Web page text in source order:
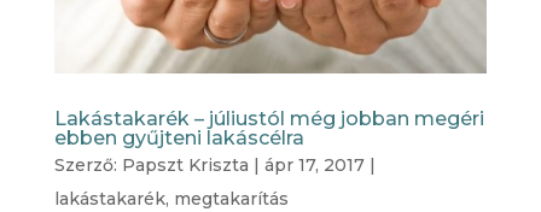
Lakástakarék – júliustól még jobban megéri
ebben gyűjteni lakáscélra
Szerző: Papszt Kriszta | ápr 17, 2017|
lakástakarék, megtakarítás